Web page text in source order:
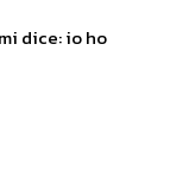
dice: io ho